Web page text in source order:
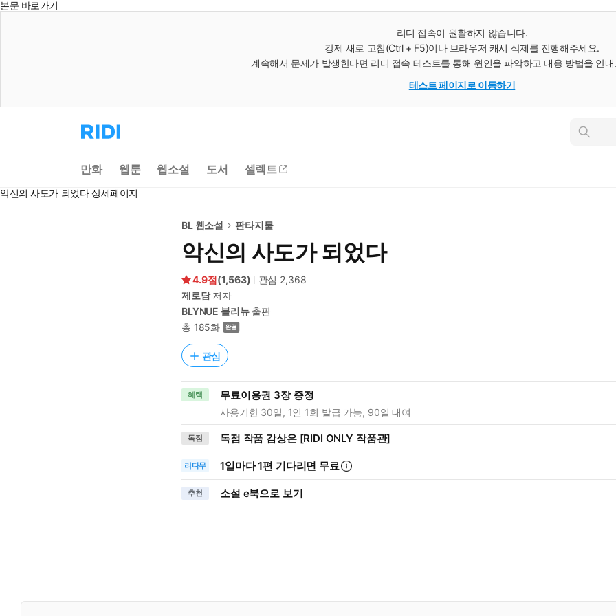
본문 바로가기
리디 접속이 원활하지 않습니다.
강제 새로 고침(Ctrl + F5)이나 브라우저 캐시 삭제를 진행해주세요.
계속해서 문제가 발생한다면 리디 접속 테스트를 통해 원인을 파악하고 대응 방법을 안
테스트 페이지로 이동하기
리
디
으
로
동
인
만화 웹툰 웹소설 도서 셀렉트
악신의 사도가 되었다 상세페이지
BL 웹소설 판타지물
악신의 사도가 되었다
4.9 (1,563) 관심 2,368
제로담저자
BLYNUE 블리뉴출판
총 185화
관심
혜택 무료이용권 3장 증정
사용기한 30일, 1인 1회 발급 가능, 90일 대여
독점 독점 작품 감상은 [RIDI ONLY 작품관]
리다무 1일마다1편 기다리면 무료
추천 소설 e북으로 보기